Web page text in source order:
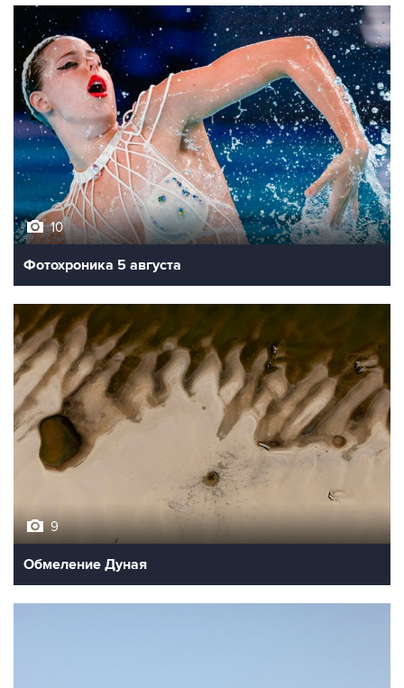
10
Фотохроника 5 августа
9
Обмеление Дуная